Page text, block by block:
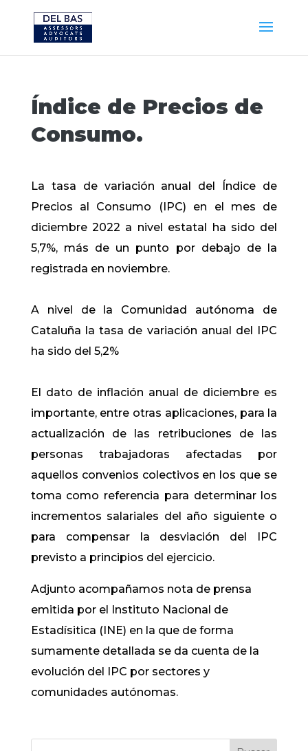
Índice de Precios de
Consumo.
La tasa de variación anual del Índice de
Precios al Consumo (IPC) en el mes de
diciembre 2022 a nivel estatal ha sido del
5,7%, más de un punto por debajo de la
registrada en noviembre.
A nivel de la Comunidad autónoma de
Cataluña la tasa de variación anual del IPC
ha sido del 5,2%
El dato de inflación anual de diciembre es
importante, entre otras aplicaciones, para la
actualización de las retribuciones de las
personas trabajadoras afectadas por
aquellos convenios colectivos en los que se
toma como referencia para determinar los
incrementos salariales del año siguiente o
para compensar la desviación del IPC
previsto a principios del ejercicio.
Adjunto acompañamos nota de prensa
emitida por el Instituto Nacional de
Estadísitica (INE) en la que de forma
sumamente detallada se da cuenta de la
evolución del IPC por sectores y
comunidades autónomas.